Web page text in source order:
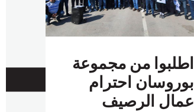
اطلبوا من مجموعة
بوروسان احترام
عمال الرصيف